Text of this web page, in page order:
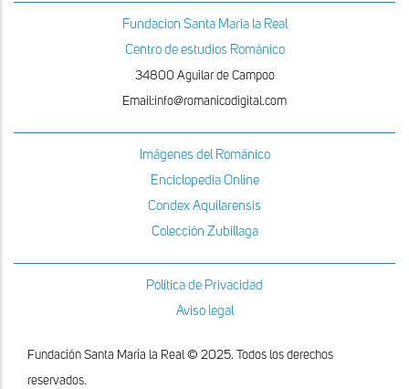
Fundacion Santa Maria la Real
Centro de estudios Románico
34800 Aguilar de Campoo
Email:info@romanicodigital.com
Imágenes del Románico
Enciclopedia Online
Condex Aquilarensis
Colección Zubillaga
Política de Privacidad
Aviso legal
Fundación Santa María la Real © 2025. Todos los derechos
reservados.